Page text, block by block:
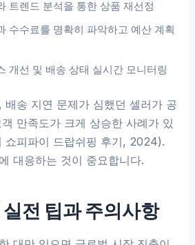
트렌드 분석을 통한 상품 재선정
수수료를 명확히 파악하고 예산 계획
개선 및 배송 상태 실시간 모니터링
배송 지연 문제가 심했던 셀러가 공
만족도가 크게 상승한 사례가 있
쇼피파이 드랍쉬핑 후기, 2024).
대응하는 것이 중요합니다.
전 팁과 주의사항